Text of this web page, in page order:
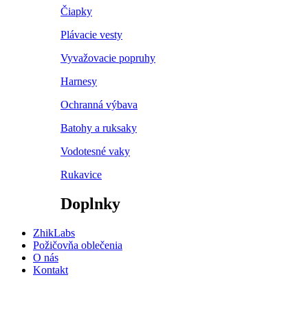
Čiapky
Plávacie vesty
Vyvažovacie popruhy
Harnesy
Ochranná výbava
Batohy a ruksaky
Vodotesné vaky
Rukavice
Doplnky
ZhikLabs
Požičovňa oblečenia
O nás
Kontakt